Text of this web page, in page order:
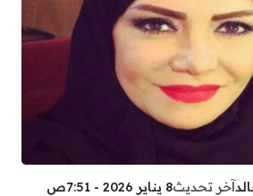
آخر تحديث8 يناير 2026 - 7:51ص